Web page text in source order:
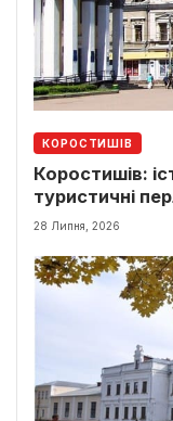
КОРОСТИШІВ
Коростишів:
туристичні
28 Липня, 2026